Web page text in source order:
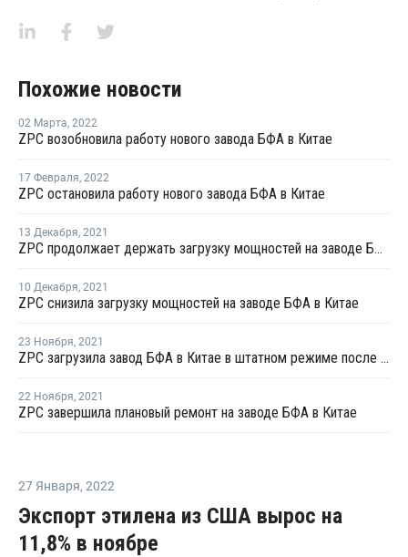
Похожие новости
02 Марта, 2022
ZPC возобновила работу нового завода БФА в Китае
17 Февраля, 2022
ZPC остановила работу нового завода БФА в Китае
13 Декабря, 2021
ZPC продолжает держать загрузку мощностей на заводе БФА в Китае на низком уровне
10 Декабря, 2021
ZPC снизила загрузку мощностей на заводе БФА в Китае
23 Ноября, 2021
ZPC загрузила завод БФА в Китае в штатном режиме после перезапуска
22 Ноября, 2021
ZPC завершила плановый ремонт на заводе БФА в Китае
27 Января, 2022
Экспорт этилена из США вырос на
11,8% в ноябре